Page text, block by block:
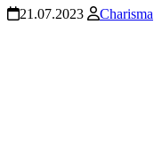
21.07.2023 Charisma